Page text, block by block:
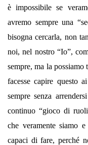
è impossibile se
avremo sempre una
bisogna cercarla, non
noi, nel nostro “Io”,
sempre, ma la
facesse capire questo
sempre senza
continuo “gioco di
che veramente siamo
capaci di fare, perché